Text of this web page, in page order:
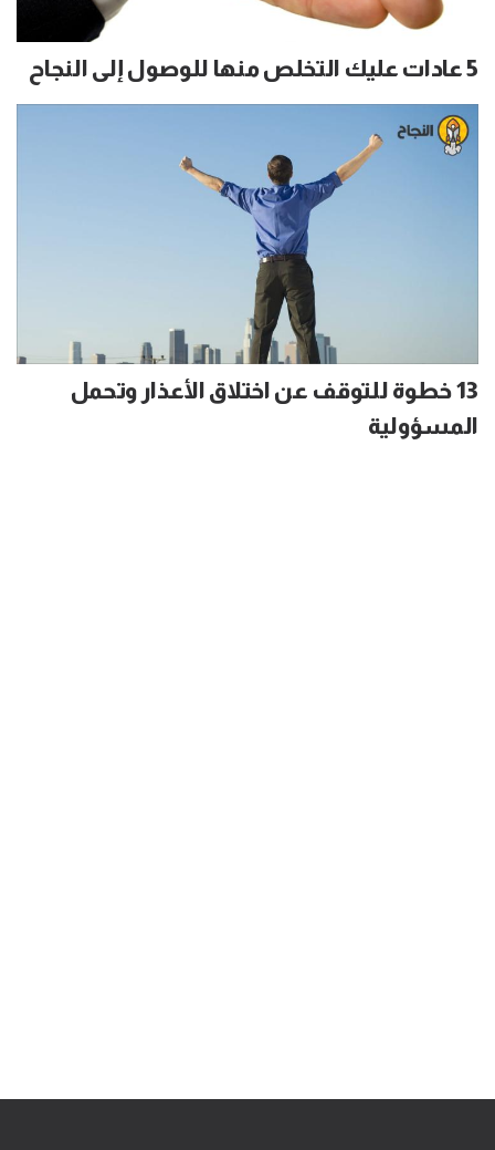
5 عادات عليك التخلص منها للوصول إلى النجاح
13 خطوة للتوقف عن اختلاق الأعذار وتحمل
المسؤولية